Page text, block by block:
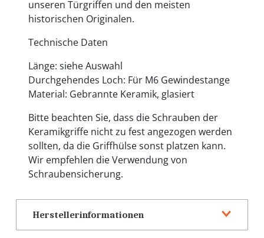
unseren Türgriffen und den meisten
historischen Originalen.
Technische Daten
Länge: siehe Auswahl
Durchgehendes Loch: Für M6 Gewindestange
Material: Gebrannte Keramik, glasiert
Bitte beachten Sie, dass die Schrauben der
Keramikgriffe nicht zu fest angezogen werden
sollten, da die Griffhülse sonst platzen kann.
Wir empfehlen die Verwendung von
Schraubensicherung.
Herstellerinformationen